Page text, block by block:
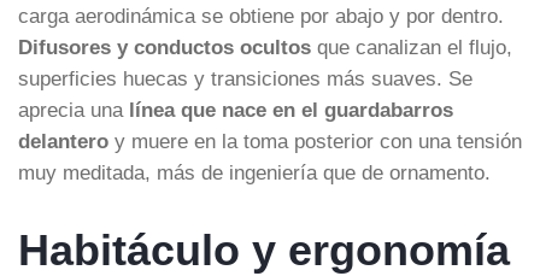
carga aerodinámica se obtiene por abajo y por dentro.
Difusores y conductos ocultos que canalizan el flujo,
superficies huecas y transiciones más suaves. Se
aprecia una línea que nace en el guardabarros
delantero y muere en la toma posterior con una tensión
muy meditada, más de ingeniería que de ornamento.
Habitáculo y ergonomía